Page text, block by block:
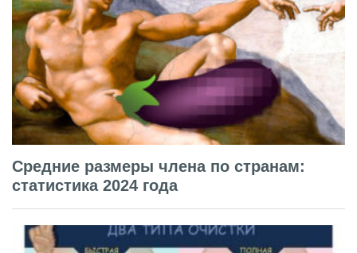
Средние размеры члена по странам:
статистика 2024 года